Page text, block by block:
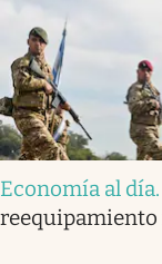
Economía al día.